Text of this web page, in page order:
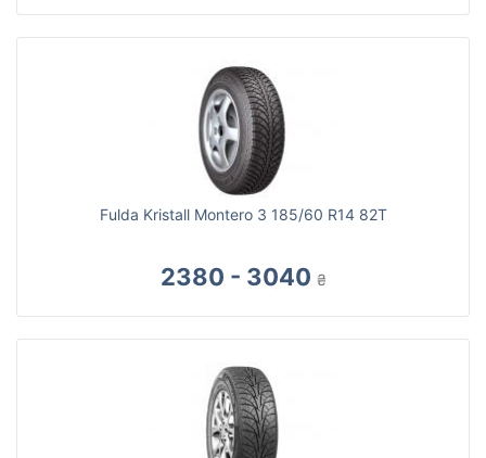
Fulda Kristall Montero 3 185/60 R14 82T
2380 - 3040 ₴